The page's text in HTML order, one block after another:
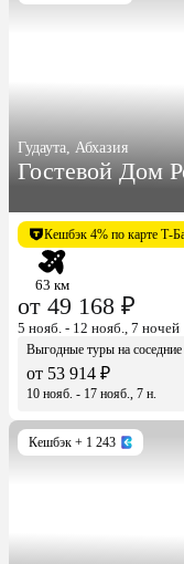
Гудаута, Абхазия
Гостевой Дом
Кешбэк 4% по карте Т-
63 км
от 49 168 ₽
5 нояб. - 12 нояб., 7 ночей
Выгодные туры на
от 53 914 ₽
10 нояб. - 17 нояб., 7 н.
Кешбэк + 1 243